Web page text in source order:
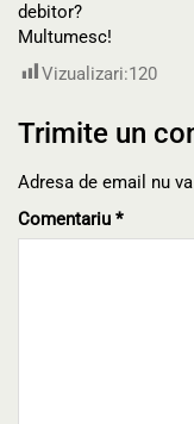
debitor?
Multumesc!
Vizualizari:120
Trimite un
Adresa de email nu
Comentariu *